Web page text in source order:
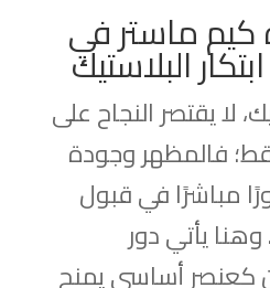
ماستر في
البلاستيك
لا يقتصر النجاح على
فالمظهر وجودة
مباشرًا في قبول
يأتي دور
كعنصر أساسي يمنح